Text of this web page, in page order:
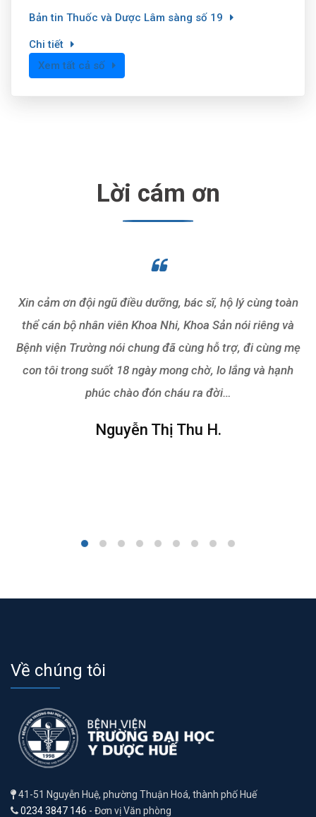
Bản tin Thuốc và Dược Lâm sàng số 19
Chi tiết
Xem tất cả số
Lời cám ơn
Xin cảm ơn đội ngũ điều dưỡng, bác sĩ, hộ lý cùng toàn
thể cán bộ nhân viên Khoa Nhi, Khoa Sản nói riêng và
Bệnh viện Trường nói chung đã cùng hỗ trợ, đi cùng mẹ
con tôi trong suốt 18 ngày mong chờ, lo lắng và hạnh
phúc chào đón cháu ra đời…
Nguyễn Thị Thu H.
Về chúng tôi
41-51 Nguyễn Huệ, phường Thuận Hoá, thành phố Huế
0234 3847 146 - Đơn vị Văn phòng